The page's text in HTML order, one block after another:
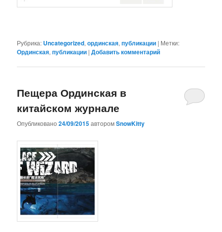
Рубрика: Uncategorized,ординская,публикации | Метки:
Ординская,публикации |Добавить комментарий
Пещера Ординская в
китайском журнале
Опубликовано24/09/2015авторомSnowKitty